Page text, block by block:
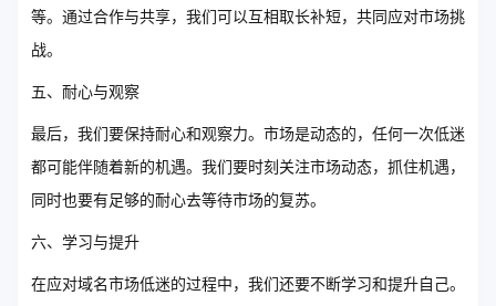
等。通过合作与共享，我们可以互相取长补短，共同应对市场挑
战。
五、耐心与观察
最后，我们要保持耐心和观察力。市场是动态的，任何一次低迷
都可能伴随着新的机遇。我们要时刻关注市场动态，抓住机遇，
同时也要有足够的耐心去等待市场的复苏。
六、学习与提升
在应对域名市场低迷的过程中，我们还要不断学习和提升自己。